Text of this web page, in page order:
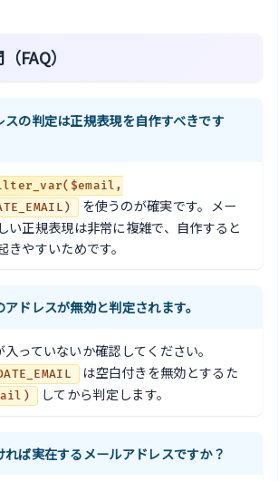
FAQ）
スの判定は正規表現を自作すべきです
を使うのが確実です。メー
い正規表現は非常に複雑で、自作すると
やすいためです。
ドレスが無効と判定されます。
入っていないか確認してください。
は空白付きを無効とするた
してから判定します。
ば実在するメールアドレスですか？